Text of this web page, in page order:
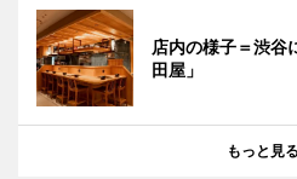
店内の様子＝渋谷
田屋」
もっと見る